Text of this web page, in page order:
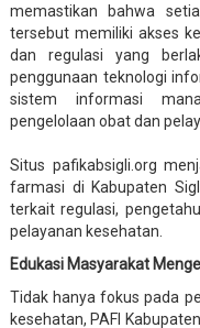
memastikan bahwa
tersebut memiliki akses
dan regulasi yang
penggunaan teknologi
sistem informasi
pengelolaan obat dan
Situs pafikabsigli.org
farmasi di Kabupaten
terkait regulasi,
pelayanan kesehatan.
Edukasi Masyarakat
Tidak hanya fokus pada
kesehatan, PAFI